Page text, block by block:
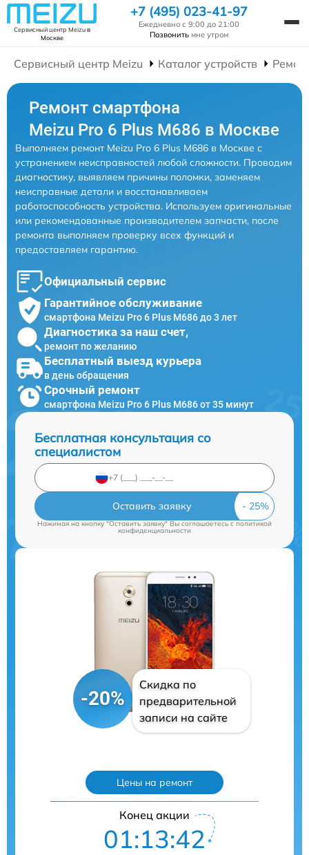
Сервисный центр Meizuв
Москве
+7 (495) 023-41-97
Ежедневно с 9:00 до 21:00
Позвонить мне утром
Сервисный центр Meizu Каталог устройств
Ремонт смартфона
Meizu Pro 6 Plus M686 в Москве
Выполняем ремонт Meizu Pro 6 Plus M686 в Москве с
устранением неисправностей любой сложности. Проводим
диагностику, выявляем причины поломки, заменяем
неисправные детали и восстанавливаем
работоспособность устройства. Используем оригинальные
или рекомендованные производителем запчасти, после
ремонта выполняем проверку всех функций и
предоставляем гарантию.
Официальный сервис
Гарантийное обслуживание
смартфона Meizu Pro 6 Plus M686 до 3 лет
Диагностика за наш счет,
ремонт по желанию
Бесплатный выезд курьера
в день обращения
Срочный ремонт
смартфона Meizu Pro 6 Plus M686 от 35 минут
Бесплатная консультация со
специалистом
Оставить заявку
Нажимая на кнопку "Оставить заявку" Вы соглашаетесь cполитикой
конфиденциальности
-20%
Скидка по
предварительной
записи на сайте
Цены на ремонт
Конец акции
01:13:41